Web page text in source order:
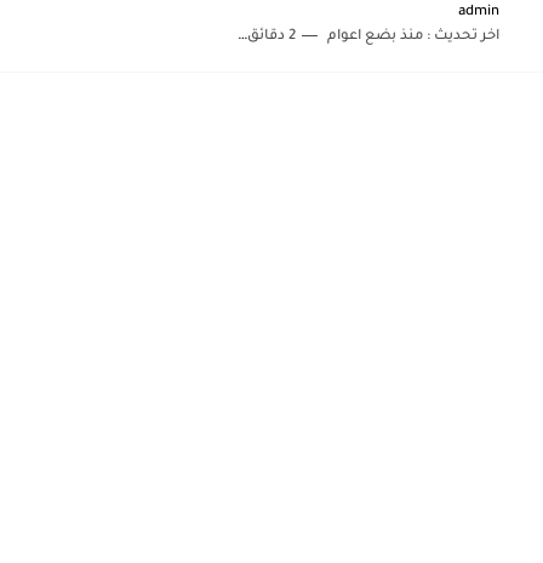
admin
اخر تحديث :منذ بضع اعوام 2 دقائق للقراءة